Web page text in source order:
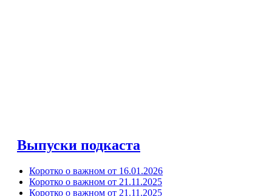
Выпуски подкаста
Коротко о важном от 16.01.2026
Коротко о важном от 21.11.2025
Коротко о важном от 21.11.2025